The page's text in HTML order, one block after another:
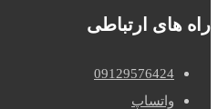
راه های ارتباطی
09129576424
واتساپ